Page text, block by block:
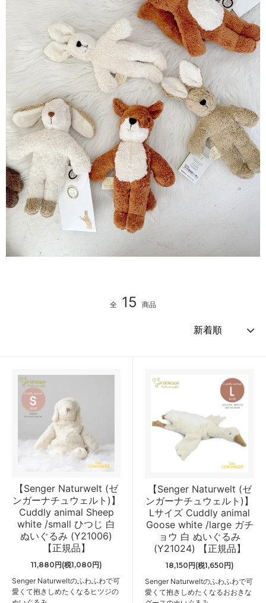
全 15 商品
【Senger Naturwelt (ゼ
ンガーナチュウェルト)】
Cuddly animal Sheep
white /small ひつじ 白
ぬいぐるみ (Y21006)
【正規品】
11,880円(税1,080円)
Senger Naturweltのふわふわで可
愛くて抱きしめたくなるヒツジの
【Senger Naturwelt (ゼ
ンガーナチュウェルト)】
Lサイズ Cuddly animal
Goose white /large ガチ
ョウ 白 ぬいぐるみ
(Y21024) 【正規品】
18,150円(税1,650円)
Senger Naturweltのふわふわで可
愛くて抱きしめたくなるおおきな